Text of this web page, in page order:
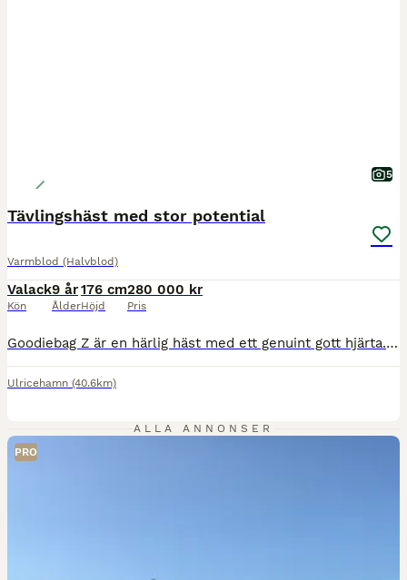
5
Tävlingshäst med stor potential
Varmblod (Halvblod)
Valack
Kön
9 år
Ålder
176 cm
Höjd
280 000 kr
Pris
Goodiebag Z är en härlig häst med ett genuint gott hjärta. Han är snäll och lätthanterlig, men har sina nerver – något som gör honom till en häst som belönar en trygg och erfaren hand. I hoppning har han erfarenhet upp till 120 cm och kapaciteten finns för mer - han har ett jättefint scope. Jag har ägt Goodie (som han kallas) sedan 4 års ålder och har följt honom hela ha
Ulricehamn (40.6km)
ALLA ANNONSER
PRO